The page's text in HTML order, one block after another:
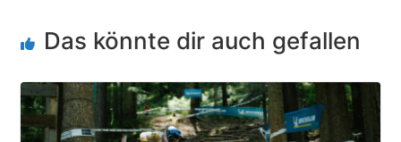
Das könnte dir auch gefallen